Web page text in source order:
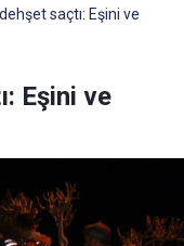
saçtı: Eşini ve
Eşini ve